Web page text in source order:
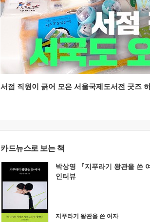
서점 직원이 긁어 모은 서울국제도서전 굿즈
카드뉴스로 보는 책
박상영 『지푸라기 왕관을 쓴
인터뷰
지푸라기 왕관을 쓴 여자